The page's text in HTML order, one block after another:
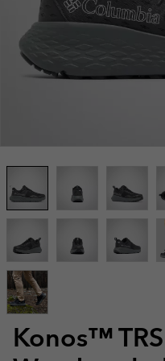
Konos™